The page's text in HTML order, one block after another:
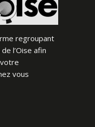
regroupant
l’Oise afin
vous